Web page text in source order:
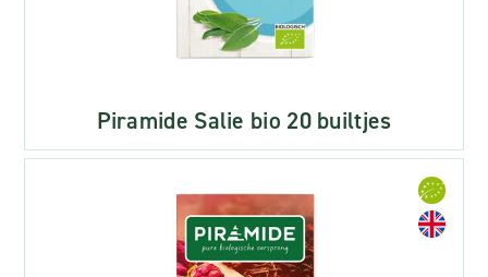
Piramide Salie bio 20 builtjes